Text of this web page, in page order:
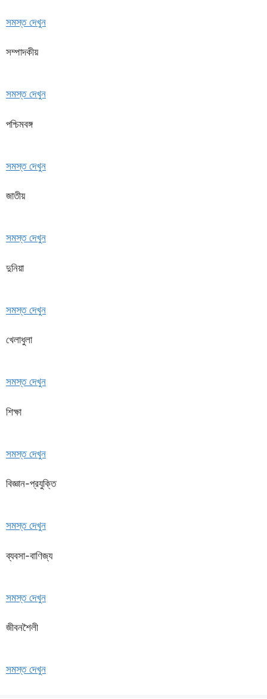
সমস্ত দেখুন
সম্পাদকীয়
সমস্ত দেখুন
পশ্চিমবঙ্গ
সমস্ত দেখুন
জাতীয়
সমস্ত দেখুন
দুনিয়া
সমস্ত দেখুন
খেলাধুলা
সমস্ত দেখুন
শিক্ষা
সমস্ত দেখুন
বিজ্ঞান-প্রযুক্তি
সমস্ত দেখুন
ব্যবসা-বাণিজ্য
সমস্ত দেখুন
জীবনশৈলী
সমস্ত দেখুন